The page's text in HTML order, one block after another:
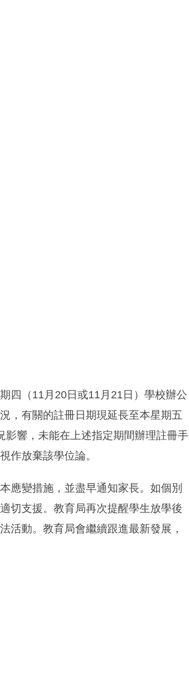
四（‪11月20日‬或‪‪11月21日‬‬）學校辦公
，有關的註冊日期現延長至‪‪本星期五‬‬
影響，未能在上述指定期間辦理註冊手
作放棄該學位論。
應變措施，並盡早通知家長。如個別
切支援。教育局再次提醒學生放學後
活動。教育局會繼續跟進最新發展，